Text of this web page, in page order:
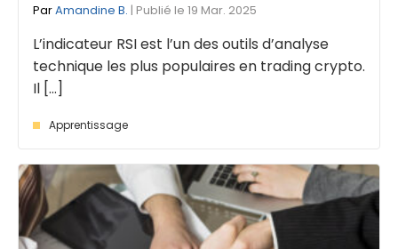
ParAmandine B. | Publié le 19 Mar. 2025
L’indicateur RSI est l’un des outils d’analyse
technique les plus populaires en trading crypto.
Il [...]
Apprentissage